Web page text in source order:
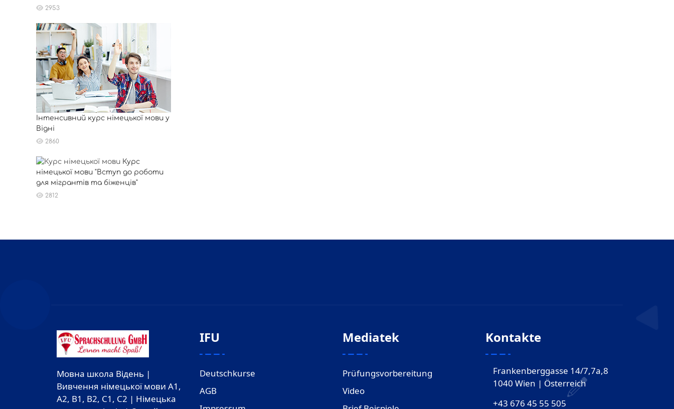
2953
Інтенсивний курс німецької мови у
Відні
2860
Курс
німецької мови "Вступ до роботи
для мігрантів та біженців"
2812
Мовна школа Відень |
Вивчення німецької мови A1,
A2, B1, B2, C1, C2 | Німецька
IFU
Deutschkurse
AGB
Mediatek
Prüfungsvorbereitung
Video
Kontakte
Frankenberggasse 14/7,7a,8
1040 Wien | Österreich
+43 676 45 55 505